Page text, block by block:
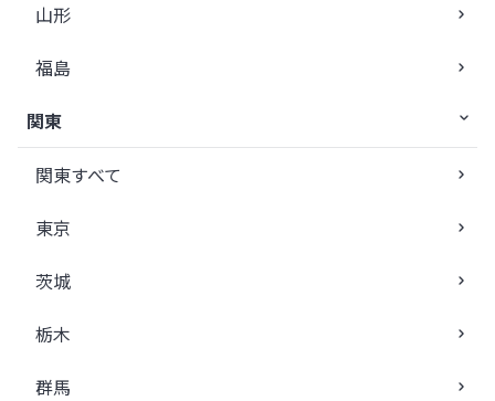
山形
福島
関東
関東すべて
東京
茨城
栃木
群馬